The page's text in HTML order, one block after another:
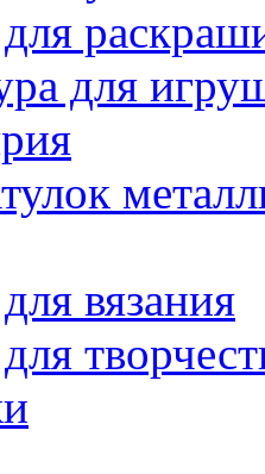
для
вязания